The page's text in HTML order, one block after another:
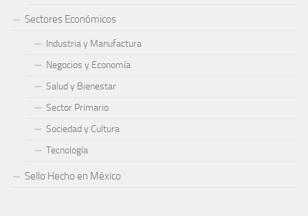
Sectores Económicos
Industria y Manufactura
Negocios y Economía
Salud y Bienestar
Sector Primario
Sociedad y Cultura
Tecnología
Sello Hecho en México